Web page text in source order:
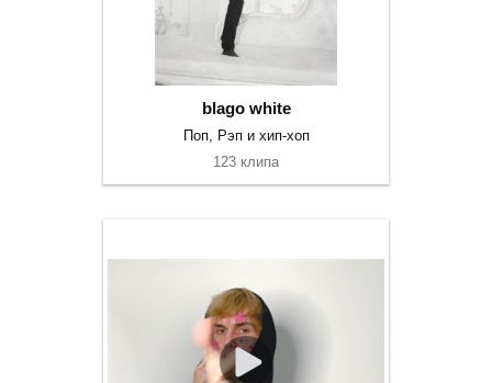
blago white
Поп, Рэп и хип-хоп
123 клипа